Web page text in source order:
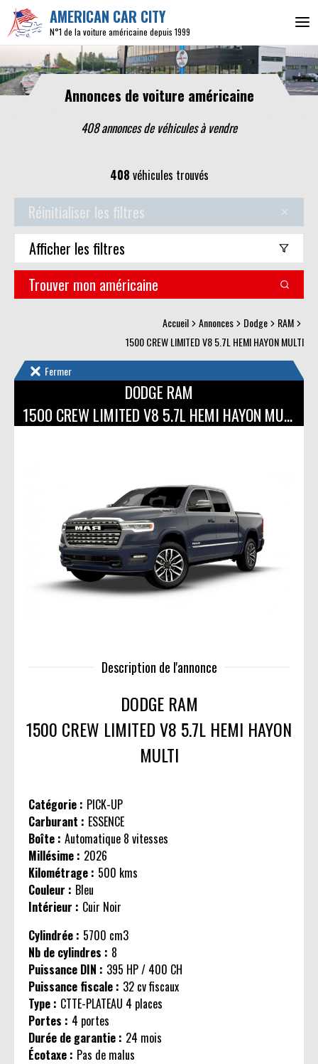
AMERICAN CAR CITY
N°1 de la voiture américaine depuis 1999
Annonces de voiture américaine
408 annonces de véhiculesà vendre
408 véhicules trouvés
Réinitialiser les filtres
Afficher les filtres
Trouver mon américaine
Accueil Annonces Dodge
RAM
1500 CREW LIMITED V8 5.7L HEMI HAYON MULTI
Fermer
DODGE RAM
1500 CREW LIMITED V8 5.7L HEMI HAYON MULTI
Description de l'annonce
DODGE RAM
1500 CREW LIMITED V8 5.7L HEMI HAYON
MULTI
Catégorie : PICK-UP
Carburant : ESSENCE
Boîte : Automatique 8 vitesses
Millésime : 2026
Kilométrage : 500 kms
Couleur : Bleu
Intérieur : Cuir Noir
Cylindrée : 5700 cm3
Nb de cylindres : 8
Puissance DIN : 395 HP / 400 CH
Puissance fiscale : 32 cv fiscaux
Type : CTTE-PLATEAU 4 places
Portes : 4 portes
Durée de garantie : 24 mois
Écotaxe : Pas de malus